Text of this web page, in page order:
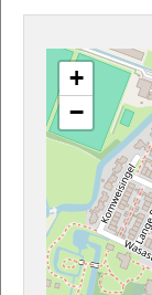
+
−